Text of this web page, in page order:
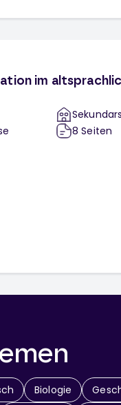
im
8 Seiten
Biologie